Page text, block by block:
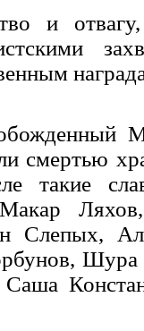
и
смертью
такие
Слепых,
Шура